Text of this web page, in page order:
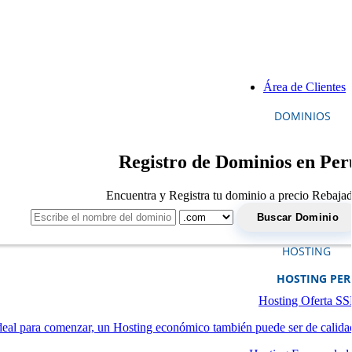
Área de Clientes
DOMINIOS
Registro de Dominios en
Encuentra y Registra tu dominio a precio
HOSTING
HOSTING
Hosting Oferta
para comenzar, un Hosting económico también puede ser de